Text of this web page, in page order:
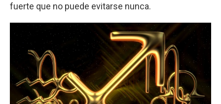
fuerte que no puede evitarse nunca.